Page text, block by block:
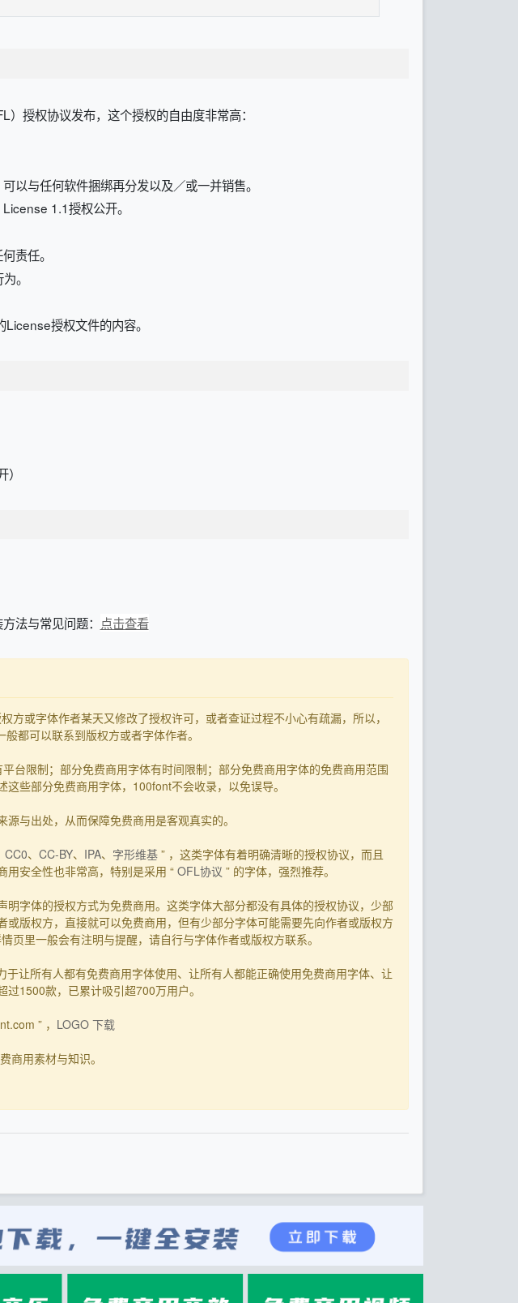
）授权协议发布，这个授权的自由度非常高：
以与任何软件捆绑再分发以及／或一并销售。
1.1授权公开。
责任。
。
授权文件的内容。
法与常见问题： 点击查看
或字体作者某天又修改了授权许可，或者查证过程不小心有疏漏，所以，
都可以联系到版权方或者字体作者。
台限制；部分免费商用字体有时间限制；部分免费商用字体的免费商用范围
些部分免费商用字体，100font不会收录，以免误导。
与出处，从而保障免费商用是客观真实的。
CC0、 CC-BY、 IPA、 字形维基 ” ，这类字体有着明确清晰的授权协议，而且
安全性也非常高，特别是采用 “ OFL协议 ” 的字体，强烈推荐。
字体的授权方式为免费商用。这类字体大部分都没有具体的授权协议，少部
版权方，直接就可以免费商用，但有少部分字体可能需要先向作者或版权方
里一般会有注明与提醒，请自行与字体作者或版权方联系。
让所有人都有免费商用字体使用、让所有人都能正确使用免费商用字体、让
1500款，已累计吸引超700万用户。
” ， LOGO 下载
商用素材与知识。